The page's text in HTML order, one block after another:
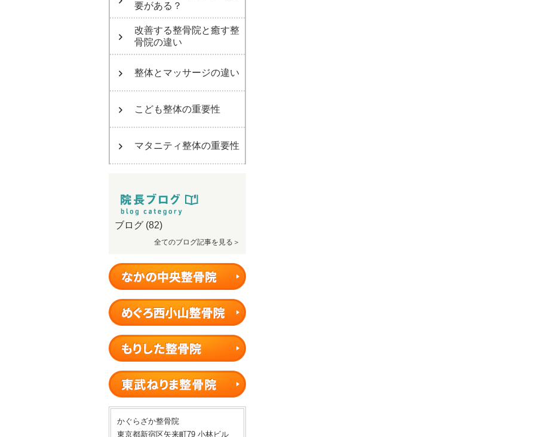
要がある？
改善する整骨院と癒す整
骨院の違い
整体とマッサージの違い
こども整体の重要性
マタニティ整体の重要性
ブログ (82)
全てのブログ記事を見る＞
かぐらざか整骨院
東京都新宿区矢来町79 小林ビル